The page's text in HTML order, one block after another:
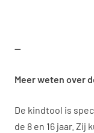
—
Meer weten over
De kindtool is
de 8 en 16 jaar.